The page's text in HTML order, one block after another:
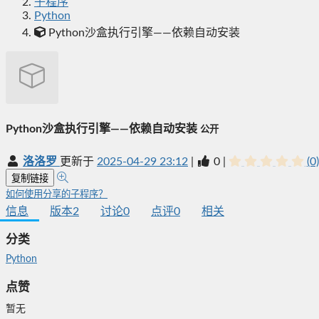
Python
Python沙盒执行引擎——依赖自动安装
Python沙盒执行引擎——依赖自动安装 公开
洛洛罗 更新于 2025-04-29 23:12 0 (0)
复制链接
如何使用分享的子程序？
信息 版本2 讨论0 点评0 相关
分类
Python
点赞
暂无